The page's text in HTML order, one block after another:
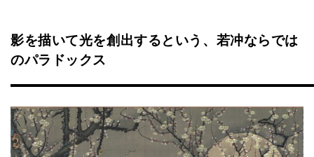
影を描いて光を創出するという、若冲ならでは
のパラドックス